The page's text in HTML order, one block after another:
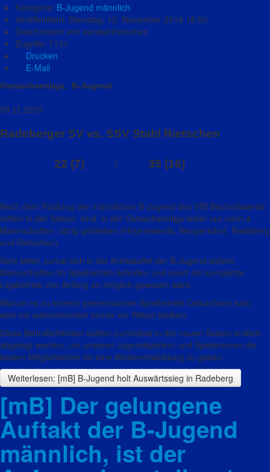
Kategorie: B-Jugend männlich
Veröffentlicht: Dienstag, 12. November 2019 18:50
Geschrieben von ssvstahlrietschen
Zugriffe: 7131
Drucken
E-Mail
Ostsachsenliga, B-Jugend
09.11.2019
Radeberger SV vs. SSV Stahl Rietschen
22 (7) : 35 (16)
Nach dem Rückzug der männlichen B-Jugend des VfB Bischofswerda
mitten in der Saison, sind in der Ostsachsenliga leider nur noch 4
Mannschaften übrig geblieben (Hoyerswerda, Neugersdorf, Radeberg
und Rietschen).
Sehr bitter, zumal sich in der Kreisstaffel der B-Jugend sieben
Mannschaften im Spielbetrieb befinden und somit ein kompletter
Ligabetrieb von Anfang an möglich gewesen wäre.
Warum es zu keinem gemeinsamen Spielbetrieb Ostsachsen kam,
wird mir wahrscheinlich immer ein Rätsel bleiben.
Diese Befindlichkeiten sollten zumindest in der neuen Saison endlich
abgelegt werden, um unseren Jugendspielern und Spielerinnen die
besten Möglichkeiten für eine Weiterentwicklung zu geben.
Weiterlesen: [mB] B-Jugend holt Auswärtssieg in Radeberg
[mB] Der gelungene
Auftakt der B-Jugend
männlich, ist der